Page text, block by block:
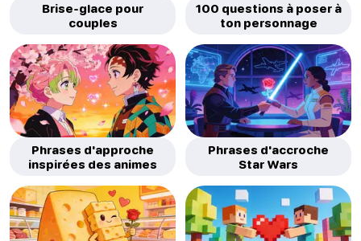
Brise-glace pour
couples
100 questions à poser à
ton personnage
Phrases d'approche
inspirées des animes
Phrases d'accroche
Star Wars